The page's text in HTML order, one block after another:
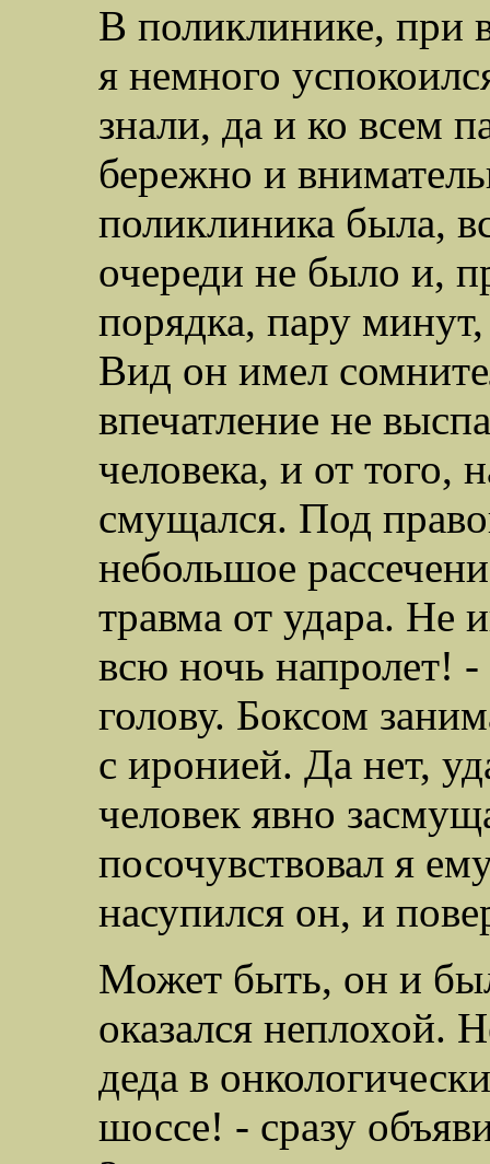
В поликлинике, при
я немного
знали, да и ко всем
бережно и
поликлиника была,
очереди не было и,
порядка, пару
Вид он имел
впечатление не
человека, и от того,
смущался. Под
небольшое
травма от удара. Не
всю ночь напролет!
голову. Боксом
с иронией. Да нет,
человек явно
посочувствовал я
насупился он, и
Может быть, он и
оказался неплохой.
деда в
шоссе! - сразу